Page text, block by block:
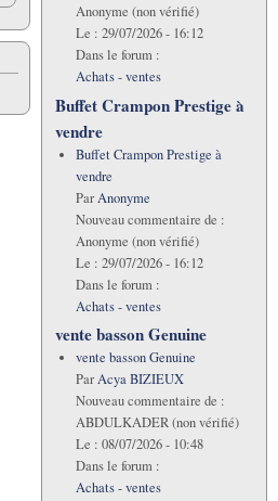
Anonyme (non vérifié)
Le : 29/07/2026 - 16:12
Dans le forum :
Achats - ventes
Buffet Crampon Prestige à
vendre
Buffet Crampon Prestige à
vendre
ParAnonyme
Nouveau commentaire de :
Anonyme (non vérifié)
Le : 29/07/2026 - 16:12
Dans le forum :
Achats - ventes
vente basson Genuine
vente basson Genuine
ParAcya BIZIEUX
Nouveau commentaire de :
ABDULKADER (non vérifié)
Le : 08/07/2026 - 10:48
Dans le forum :
Achats - ventes